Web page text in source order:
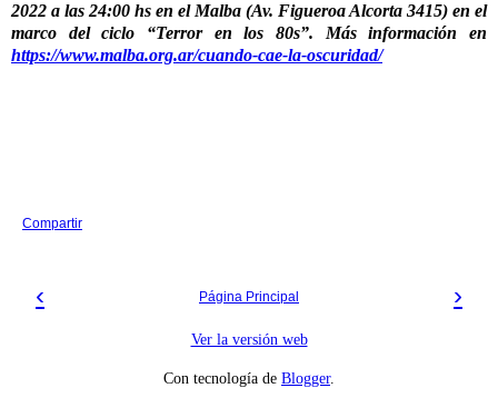
2022 a las 24:00 hs en el Malba (Av. Figueroa Alcorta 3415) en el
marco del ciclo “Terror en los 80s”. Más información en
https://www.malba.org.ar/cuando-cae-la-oscuridad/
Compartir
‹ ›
Página Principal
Ver la versión web
Con tecnología de Blogger.